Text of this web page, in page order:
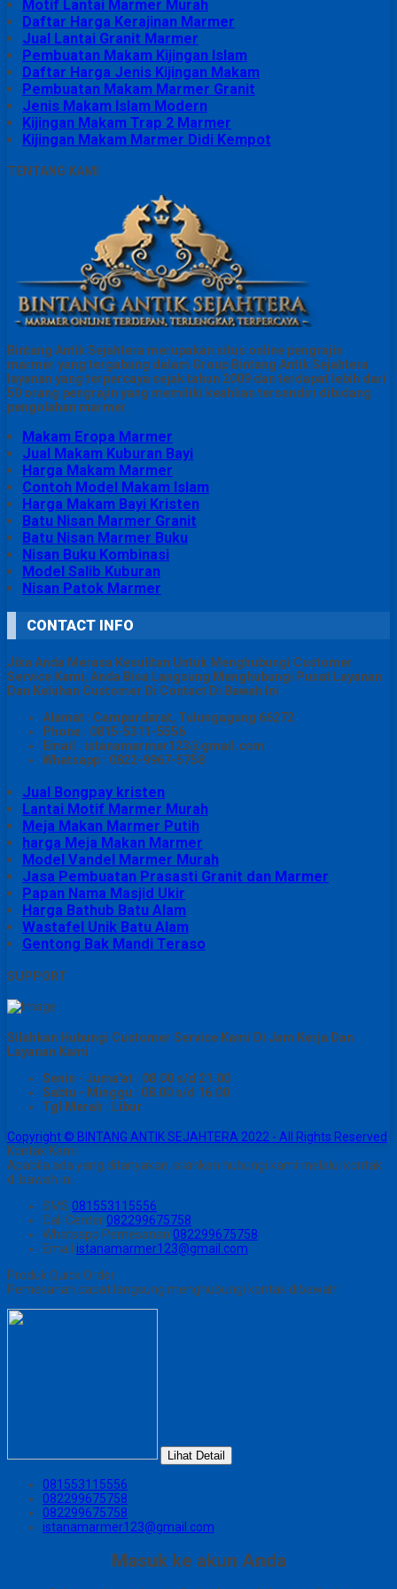
Motif Lantai Marmer Murah
Daftar Harga Kerajinan Marmer
Jual Lantai Granit Marmer
Pembuatan Makam Kijingan Islam
Daftar Harga Jenis Kijingan Makam
Pembuatan Makam Marmer Granit
Jenis Makam Islam Modern
Kijingan Makam Trap 2 Marmer
Kijingan Makam Marmer Didi Kempot
TENTANG KAMI
Bintang Antik Sejahtera merupakan situs online pengrajin
marmer yang tergabung dalam Group Bintang Antik Sejahtera
layanan yang terpercaya sejak tahun 2009 dan terdapat lebih dari
50 orang pengrajin yang memiliki keahlian tersendiri dibidang
pengolahan marmer.
Makam Eropa Marmer
Jual Makam Kuburan Bayi
Harga Makam Marmer
Contoh Model Makam Islam
Harga Makam Bayi Kristen
Batu Nisan Marmer Granit
Batu Nisan Marmer Buku
Nisan Buku Kombinasi
Model Salib Kuburan
Nisan Patok Marmer
CONTACT INFO
Jika Anda Merasa Kesulitan Untuk Menghubungi Customer
Service Kami, Anda Bisa Langsung Menghubungi Pusat Layanan
Dan Keluhan Customer Di Contact Di Bawah Ini
Alamat : Campurdarat, Tulungagung 66272
Phone : 0815-5311-5556
Email : istanamarmer123@gmail.com
Whatsapp : 0822-9967-5758
Jual Bongpay kristen
Lantai Motif Marmer Murah
Meja Makan Marmer Putih
harga Meja Makan Marmer
Model Vandel Marmer Murah
Jasa Pembuatan Prasasti Granit dan Marmer
Papan Nama Masjid Ukir
Harga Bathub Batu Alam
Wastafel Unik Batu Alam
Gentong Bak Mandi Teraso
SUPPORT
Silahkan Hubungi Customer Service Kami Di Jam Kerja Dan
Layanan Kami
Senin - Juma'at : 08.00 s/d 21.00
Sabtu - Minggu : 08.00 s/d 16.00
Tgl Merah : Libur
Copyright © BINTANG ANTIK SEJAHTERA 2022 - All Rights Reserved
Kontak Kami
Apabila ada yang ditanyakan, silahkan hubungi kami melalui kontak
di bawah ini.
SMS 081553115556
Call Center 082299675758
Whatsapp Pemesanan 082299675758
Email istanamarmer123@gmail.com
Produk Quick Order
Pemesanan dapat langsung menghubungi kontak dibawah:
Lihat Detail
081553115556
082299675758
082299675758
istanamarmer123@gmail.com
Masuk ke akun Anda